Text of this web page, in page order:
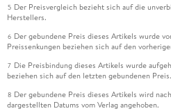
5 Der Preisvergleich bezieht sich auf die
Herstellers.
6 Der gebundene Preis dieses Artikels wurde
Preissenkungen beziehen sich auf den
7 Die Preisbindung dieses Artikels wurde
beziehen sich auf den letzten gebundenen Preis.
8 Der gebundene Preis dieses Artikels wird
dargestellten Datums vom Verlag angehoben.